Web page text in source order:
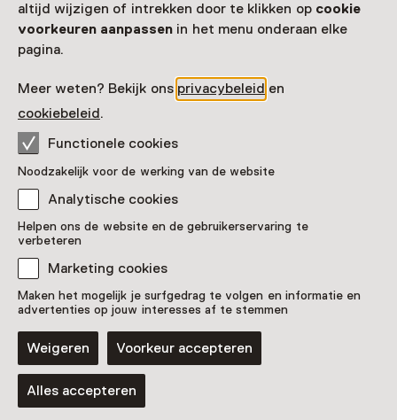
altijd wijzigen of intrekken door te klikken op cookie
voorkeuren aanpassen in het menu onderaan elke
pagina.
Meer weten? Bekijk ons privacybeleid en
cookiebeleid.
Functionele cookies
Noodzakelijk voor de werking van de website
Analytische cookies
Helpen ons de website en de gebruikerservaring te
verbeteren
Marketing cookies
Maken het mogelijk je surfgedrag te volgen en informatie en
advertenties op jouw interesses af te stemmen
Weigeren Voorkeur accepteren
Alles accepteren
Zeeland Rond
Buitengewoon & Markant